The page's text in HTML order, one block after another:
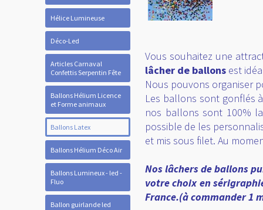
Hélice Lumineuse
Déco-Led
Articles Carnaval
Confettis Serpentin Fête
Ballons Hélium Licence
et Forme animaux
Ballons Latex
Ballons Hélium Déco Air
Ballons Lumineux - led -
Fluo
Ballon guirlande led
Vous souhaitez une
lâcher de ballons est
Nous pouvons organiser
Les ballons sont gonflés
nos ballons sont 100%
possible de les
et mis sous filet. Au
Nos lâchers de ballons
votre choix en
France.(à commander 1